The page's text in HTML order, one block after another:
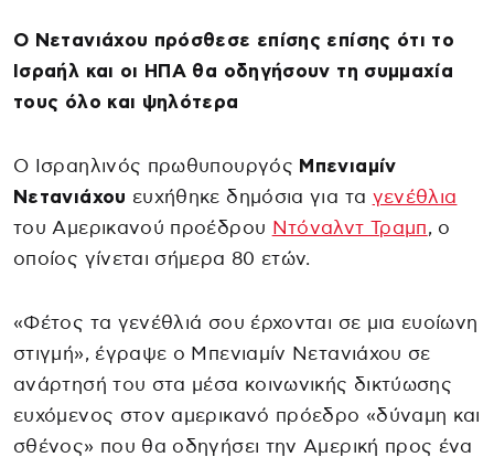
Ο Νετανιάχου πρόσθεσε επίσης επίσης ότι το
Ισραήλ και οι ΗΠΑ θα οδηγήσουν τη συμμαχία
τους όλο και ψηλότερα
Ο Ισραηλινός πρωθυπουργός Μπενιαμίν
Νετανιάχου ευχήθηκε δημόσια για τα γενέθλια
του Αμερικανού προέδρου Ντόναλντ Τραμπ, ο
οποίος γίνεται σήμερα 80 ετών.
«Φέτος τα γενέθλιά σου έρχονται σε μια ευοίωνη
στιγμή», έγραψε ο Μπενιαμίν Νετανιάχου σε
ανάρτησή του στα μέσα κοινωνικής δικτύωσης
ευχόμενος στον αμερικανό πρόεδρο «δύναμη και
σθένος» που θα οδηγήσει την Αμερική προς ένα